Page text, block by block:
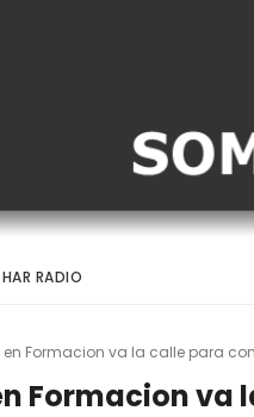
RADIO
Formacion va la calle para
Formacion va